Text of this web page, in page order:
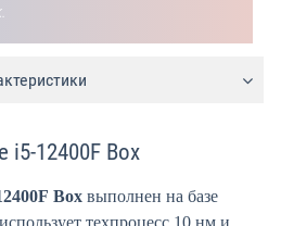
i5-12400F Box
Box выполнен на базе
техпроцесс 10 нм и